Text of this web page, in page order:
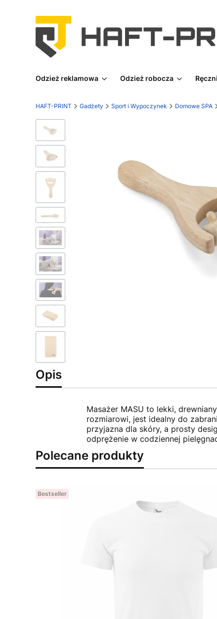
Odzież reklamowa Odzież robocza
HAFT-PRINT Gadżety Sport i Wypoczynek Domowe SPA
Opis
Masażer MASU to lekki,
rozmiarowi, jest idealny do
przyjazna dla skóry, a prosty
odprężenie w codziennej
Polecane produkty
Bestseller